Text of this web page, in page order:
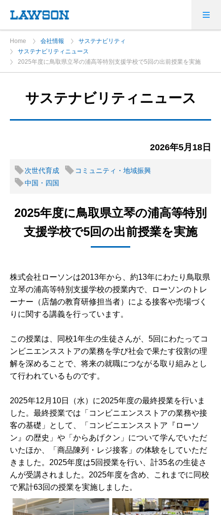
Home 会社情報
サステナビリティ
サステナビリティニュース
2025年度に鳥取県立琴の浦高等特別支援学校で5回の出前授業を実施
サステナビリティニュース
2026年5月18日
次世代育成
コミュニティ・地域振興
中国・四国
2025年度に鳥取県立琴の浦高等特別
支援学校で5回の出前授業を実施
株式会社ローソンは2013年から、約13年にわたり鳥取県
立琴の浦高等特別支援学校の授業内で、ローソンのトレ
ーナー（店舗の教育研修担当者）による接客や売場づく
りに関する講義を行っています。
この授業は、同校1年生の生徒さんが、5回にわたってコ
ンビニエンスストアの業務を学び社会で果たす役割の理
解を深めることで、将来の就職につながる取り組みとし
て行われているものです。
2025年12月10日（水）に2025年度の最終授業を行いま
した。最終授業では「コンビニエンスストアの業務や接
客の基礎」として、「コンビニエンスストア『ローソ
ン』の歴史」や「からあげクン」について学んでいただ
いたほか、「商品陳列・レジ接客」の体験をしていただ
きました。2025年度は5回授業を行い、計35名の生徒さ
んが受講されました。2025年度を含め、これまでに同校
で累計63回の授業を実施しました。